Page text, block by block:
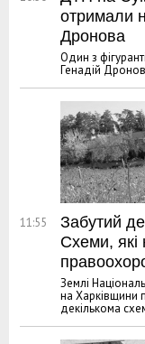
отримали
Дронова
Один з
Генадій
11:55
Забутий
Схеми, які
Землі
на Харківщини
декількома